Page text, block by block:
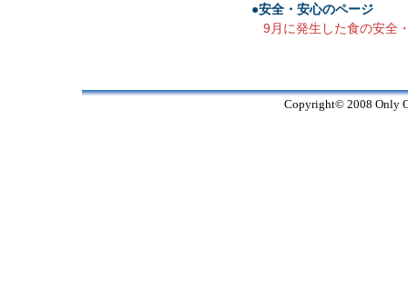
●安全・安心のページ
9月に発生した食の安全
Copyright© 2008 Only